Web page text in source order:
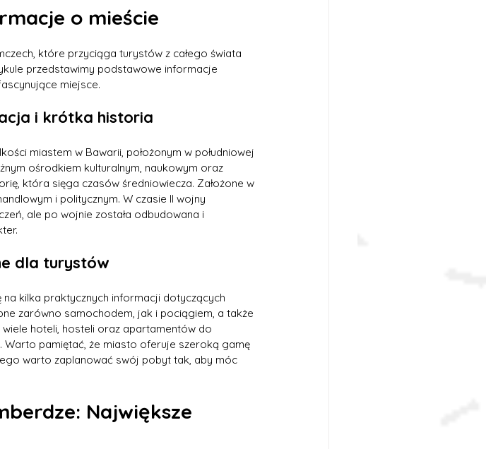
o mieście
które przyciąga turystów z całego świata
przedstawimy podstawowe informacje
miejsce.
i krótka historia
miastem w Bawarii, położonym w południowej
ośrodkiem kulturalnym, naukowym oraz
która sięga czasów średniowiecza. Założone w
i politycznym. W czasie II wojny
ale po wojnie została odbudowana i
dla turystów
kilka praktycznych informacji dotyczących
zarówno samochodem, jak i pociągiem, a także
hoteli, hosteli oraz apartamentów do
pamiętać, że miasto oferuje szeroką gamę
warto zaplanować swój pobyt tak, aby móc
Największe